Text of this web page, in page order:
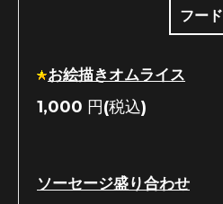
フード
お絵描きオムライス
1,000 円(税込)
ソーセージ盛り合わせ